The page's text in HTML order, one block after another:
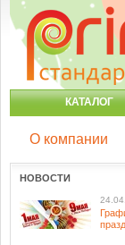
КАТАЛОГ
О компании
НОВОСТИ